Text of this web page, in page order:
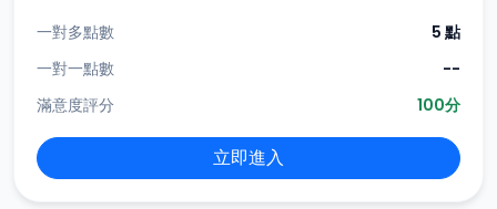
一對多點數
5 點
一對一點數
--
滿意度評分
100分
立即進入